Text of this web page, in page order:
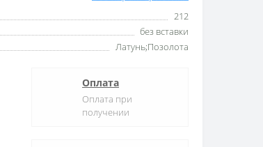
212
без вставки
Латунь;Позолота
Оплата
Оплата при
получении